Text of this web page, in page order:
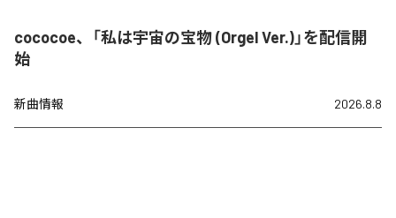
cococoe、「私は宇宙の宝物 (Orgel Ver.)」を配信開
始
新曲情報 2026.8.8